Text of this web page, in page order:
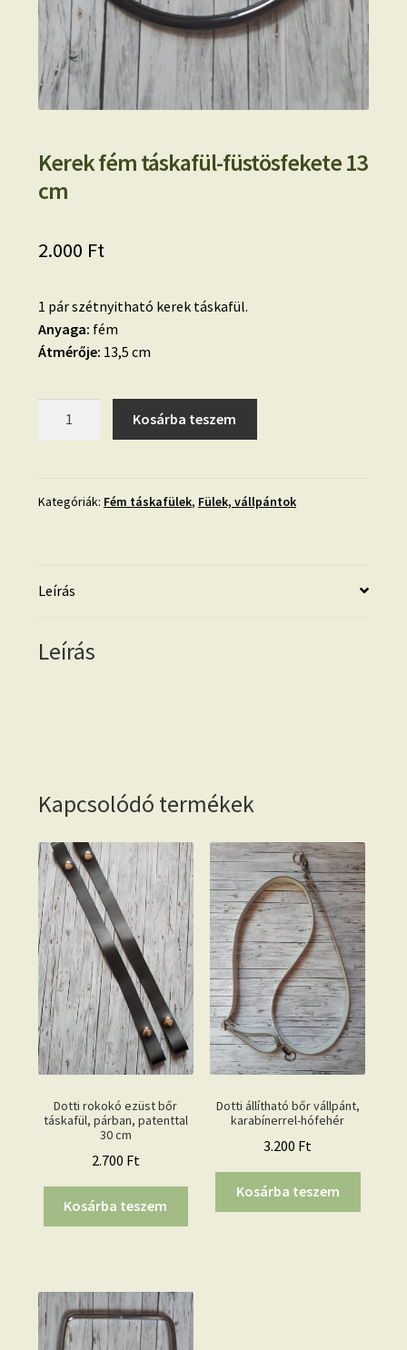
Kerek fém táskafül-füstösfekete 13
cm
2.000 Ft
1 pár szétnyitható kerek táskafül.
Anyaga: fém
Átmérője: 13,5 cm
13
Kosárba teszem
Kategóriák: Fém táskafülek, Fülek, vállpántok
Leírás
Leírás
Kapcsolódó termékek
Dotti rokokó ezüst bőr
táskafül, párban, patenttal
30 cm
2.700 Ft
Kosárba teszem
Dotti állítható bőr vállpánt,
karabínerrel-hófehér
3.200 Ft
Kosárba teszem